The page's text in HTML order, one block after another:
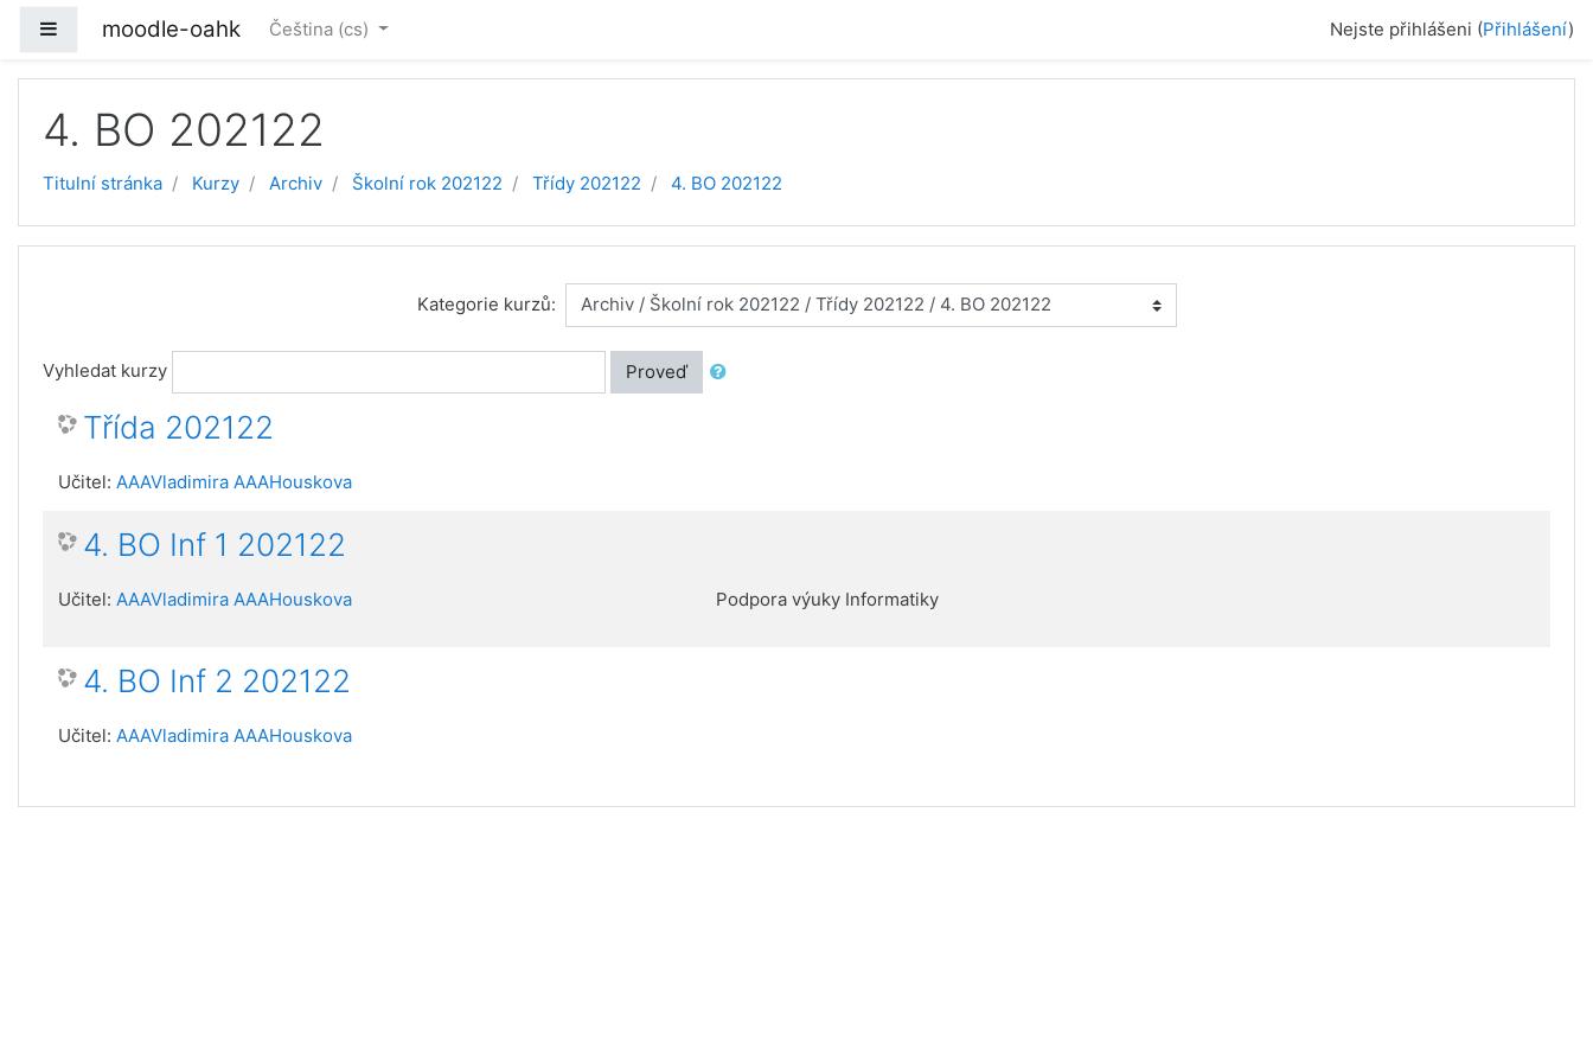
Boční panel
moodle-oahk Čeština ‎(cs)‎ Nejste přihlášeni (Přihlášení)
4. BO 202122
Titulní stránka Kurzy Archiv Školní rok 202122 Třídy 202122 4. BO 202122
Kategorie kurzů:
Vyhledat kurzy Proveď
Třída 202122
Učitel: AAAVladimira AAAHouskova
4. BO Inf 1 202122
Podpora výuky Informatiky
Učitel: AAAVladimira AAAHouskova
4. BO Inf 2 202122
Učitel: AAAVladimira AAAHouskova